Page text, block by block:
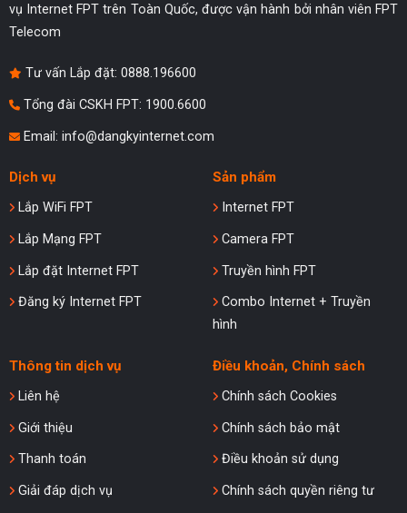
vụ Internet FPT trên Toàn Quốc, được vận hành bởi nhân viên FPT
Telecom
Tư vấn Lắp đặt: 0888.196600
Tổng đài CSKH FPT: 1900.6600
Email: info@dangkyinternet.com
Dịch vụ
Lắp WiFi FPT
Lắp Mạng FPT
Lắp đặt Internet FPT
Đăng ký Internet FPT
Sản phẩm
Internet FPT
Camera FPT
Truyền hình FPT
Combo Internet + Truyền
hình
Thông tin dịch vụ
Liên hệ
Giới thiệu
Thanh toán
Giải đáp dịch vụ
Điều khoản, Chính sách
Chính sách Cookies
Chính sách bảo mật
Điều khoản sử dụng
Chính sách quyền riêng tư